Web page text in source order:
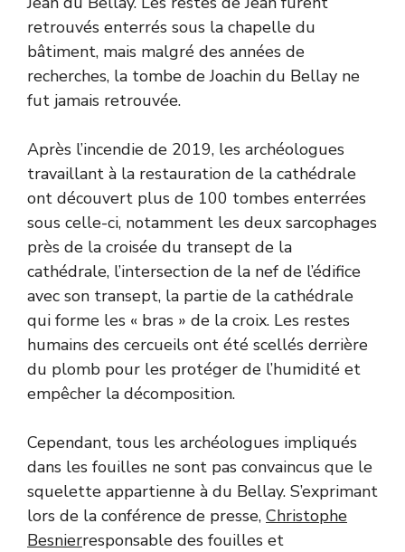
retrouvés enterrés sous la chapelle du
bâtiment, mais malgré des années de
recherches, la tombe de Joachin du Bellay ne
fut jamais retrouvée.
Après l’incendie de 2019, les archéologues
travaillant à la restauration de la cathédrale
ont découvert plus de 100 tombes enterrées
sous celle-ci, notamment les deux sarcophages
près de la croisée du transept de la
cathédrale, l’intersection de la nef de l’édifice
avec son transept, la partie de la cathédrale
qui forme les « bras » de la croix. Les restes
humains des cercueils ont été scellés derrière
du plomb pour les protéger de l’humidité et
empêcher la décomposition.
Cependant, tous les archéologues impliqués
dans les fouilles ne sont pas convaincus que le
squelette appartienne à du Bellay. S’exprimant
lors de la conférence de presse, Christophe
Besnierresponsable des fouilles et